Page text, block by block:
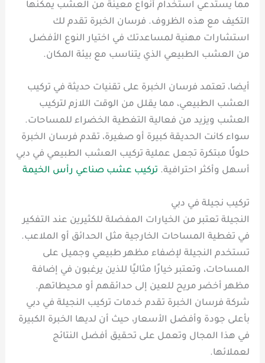
مما يستدعي استخدام أنواع معينة من العشب يمكنها
التكيف مع هذه الظروف. فرسان الخبرة تقدم لك
استشارات مهنية لمساعدتك في اختيار النوع الأفضل
من العشب الطبيعي الذي يتناسب مع بيئة المكان.
أيضا، تعتمد فرسان الخبرة على تقنيات حديثة في تركيب
العشب الطبيعي، مما يقلل من الوقت اللازم لتركيب
العشب ويزيد من فعالية التغطية الخضراء للمساحات.
سواء كانت الحديقة كبيرة أو صغيرة، تقدم فرسان الخبرة
حلولًا مبتكرة تجعل عملية تركيب العشب الطبيعي في دبي
أسهل وأكثر احترافية. تركيب عشب صناعي رأس الخيمة
تركيب نجيلة في دبي
النجيلة تعتبر من الخيارات المفضلة للكثيرين عند التفكير
في تغطية المساحات الخارجية مثل الحدائق أو الملاعب.
تستخدم النجيلة لإضفاء مظهر طبيعي وجميل على
المساحات، وتعتبر خيارًا مثاليًا للذين يرغبون في إضافة
مظهر أخضر مريح للعين إلى حدائقهم أو محيطاتهم.
شركة فرسان الخبرة تقدم خدمات تركيب النجيلة في دبي
بأعلى جودة وأفضل الأسعار، حيث أن لديها الخبرة الكبيرة
في هذا المجال وتعمل على تحقيق أفضل النتائج
لعملائها.